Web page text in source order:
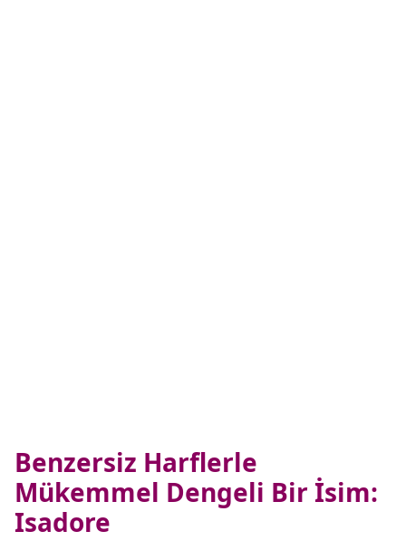
Benzersiz Harflerle
Mükemmel Dengeli Bir İsim:
Isadore